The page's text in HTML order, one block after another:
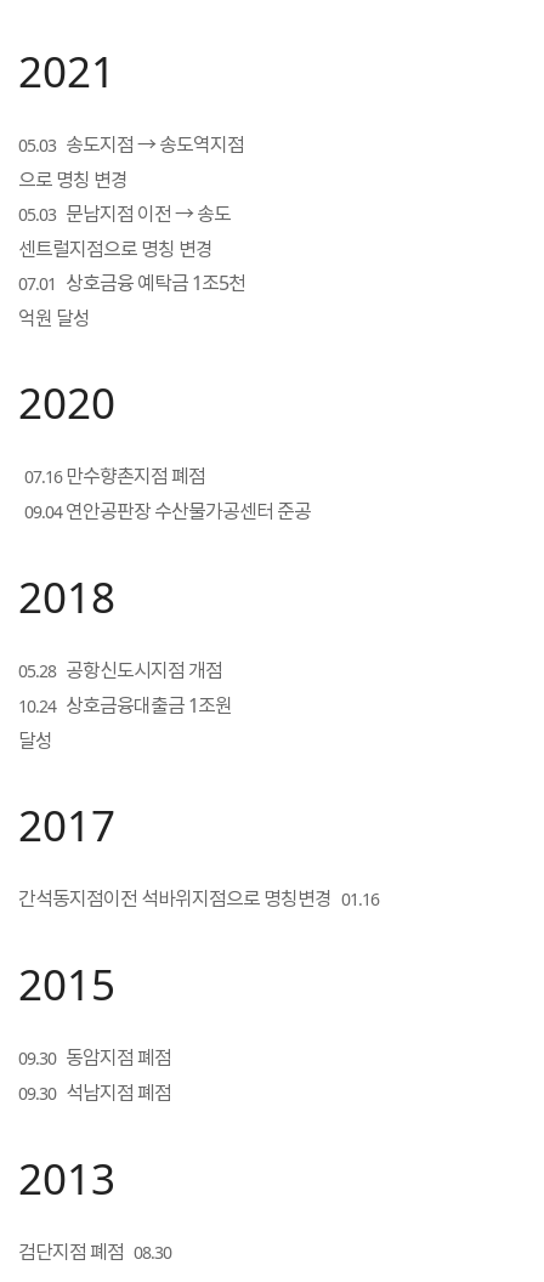
2021
05.03 송도지점 → 송도역지점
으로 명칭 변경
05.03 문남지점 이전 → 송도
센트럴지점으로 명칭 변경
07.01 상호금융 예탁금 1조5천
억원 달성
2020
07.16만수향촌지점 폐점
09.04연안공판장 수산물가공센터 준공
2018
05.28 공항신도시지점 개점
10.24 상호금융대출금 1조원
달성
2017
간석동지점이전 석바위지점으로 명칭변경 01.16
2015
09.30 동암지점 폐점
09.30 석남지점 폐점
2013
검단지점 폐점 08.30